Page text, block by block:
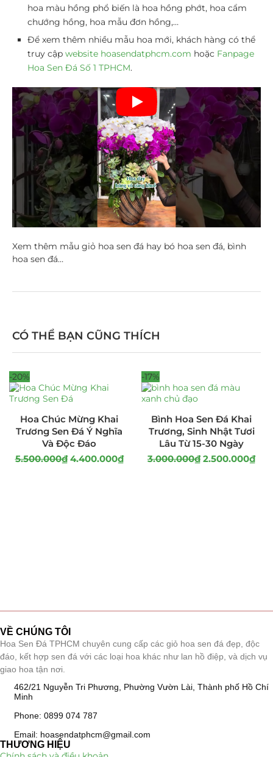
hoa màu hồng phổ biến là hoa hồng phớt, hoa cẩm
chướng hồng, hoa mẫu đơn hồng,…
Để xem thêm nhiều mẫu hoa mới, khách hàng có thể
truy cập website hoasendatphcm.com hoặc Fanpage
Hoa Sen Đá Số 1 TPHCM.
Xem thêm mẫu giỏ hoa sen đá hay bó hoa sen đá, bình
hoa sen đá…
CÓ THỂ BẠN CŨNG THÍCH
-20%
Hoa Chúc Mừng Khai
Trương Sen Đá Ý Nghĩa
Và Độc Đáo
5.500.000₫ 4.400.000₫
-17%
Bình Hoa Sen Đá Khai
Trương, Sinh Nhật Tươi
Lâu Từ 15-30 Ngày
3.000.000₫ 2.500.000₫
VỀ CHÚNG TÔI
Hoa Sen Đá TPHCM chuyên cung cấp các giỏ hoa sen đá đẹp, độc
đáo, kết hợp sen đá với các loại hoa khác như lan hồ điệp, và dịch vụ
giao hoa tận nơi.
462/21 Nguyễn Tri Phương, Phường Vườn Lài, Thành phố Hồ Chí
Minh
Phone: 0899 074 787
Email: hoasendatphcm@gmail.com
THƯƠNG HIỆU